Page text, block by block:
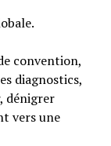
convention,
diagnostics,
dénigrer
vers une